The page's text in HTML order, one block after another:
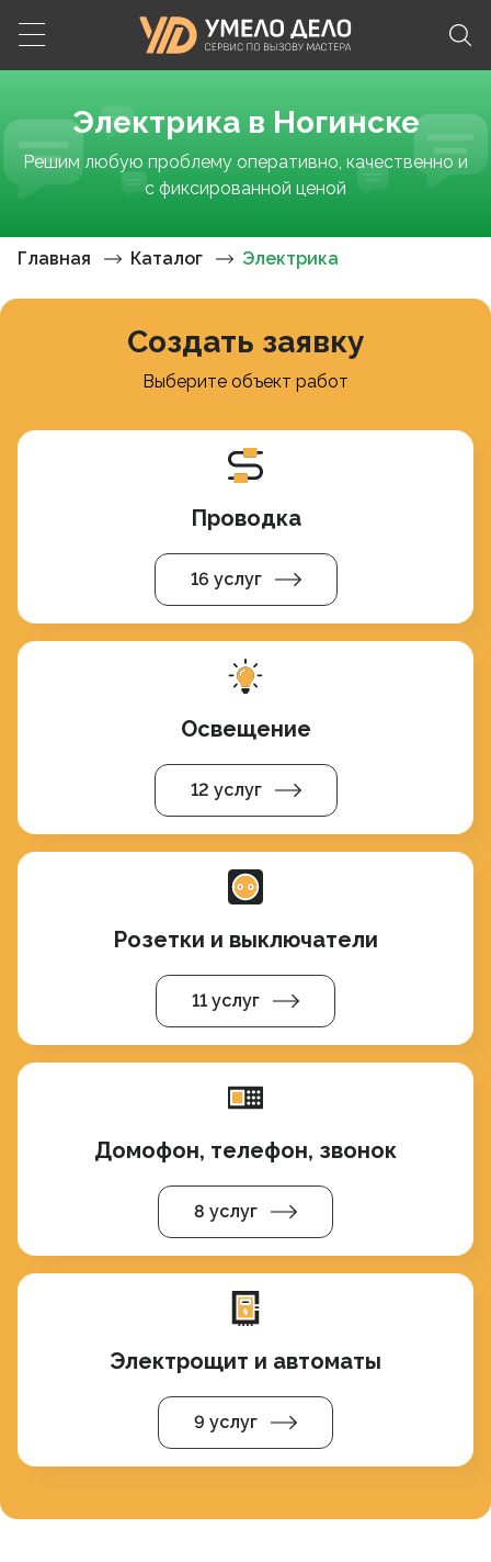
Электрика в Ногинске
Решим любую проблему оперативно, качественно и
с фиксированной ценой
Главная Каталог Электрика
Создать заявку
Выберите объект работ
Проводка
16 услуг
Освещение
12 услуг
Розетки и выключатели
11 услуг
Домофон, телефон, звонок
8 услуг
Электрощит и автоматы
9 услуг